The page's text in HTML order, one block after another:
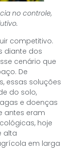
no controle,
competitivo.
diante dos
cenário que
De
essas soluções
do solo,
e doenças
antes eram
hoje
alta
em larga